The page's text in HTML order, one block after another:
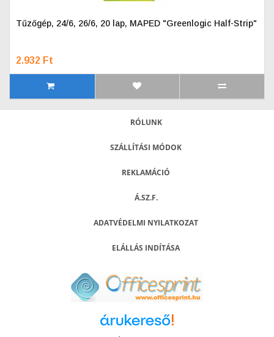
Tűzőgép, 24/6, 26/6, 20 lap, MAPED "Greenlogic Half-Strip"
2.932 Ft
RÓLUNK
SZÁLLÍTÁSI MÓDOK
REKLAMÁCIÓ
Á.SZ.F.
ADATVÉDELMI NYILATKOZAT
ELÁLLÁS INDÍTÁSA